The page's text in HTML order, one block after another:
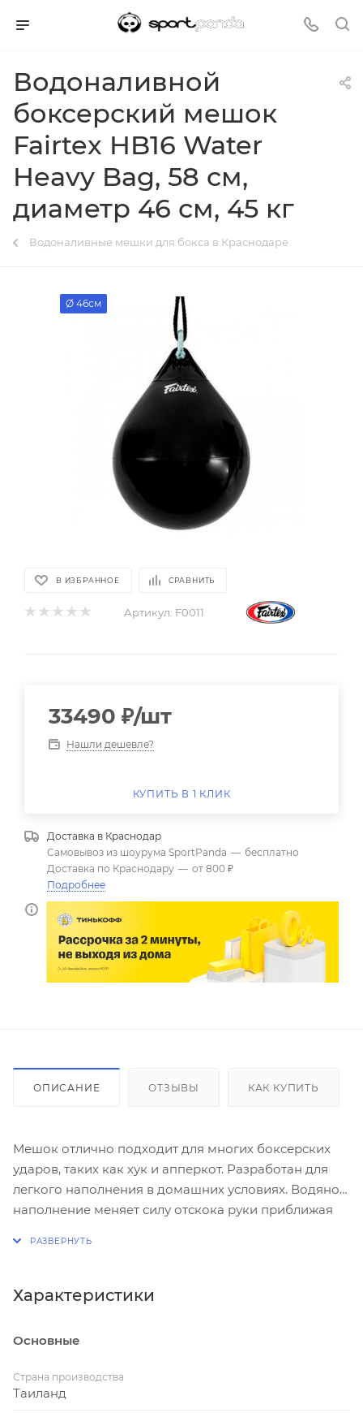
Водоналивной
боксерский мешок
Fairtex HB16 Water
Heavy Bag, 58 см,
диаметр 46 см, 45 кг
Водоналивные мешки для бокса в Краснодаре
Ø 46см
В ИЗБРАННОЕ СРАВНИТЬ
Артикул: F0011
33490 ₽/шт
Нашли дешевле?
КУПИТЬ В 1 КЛИК
Доставка в Краснодар
Самовывоз из шоурума SportPanda — бесплатно
Доставка по Краснодару — от 800 ₽
Подробнее
ОПИСАНИЕ ОТЗЫВЫ КАК КУПИТЬ
Мешок отлично подходит для многих боксерских
ударов, таких как хук и апперкот. Разработан для
легкого наполнения в домашних условиях. Водяное
наполнение меняет силу отскока руки приближая
комплекте с веревкой и кронштейном для
Характеристики
Основные
Страна производства
Таиланд